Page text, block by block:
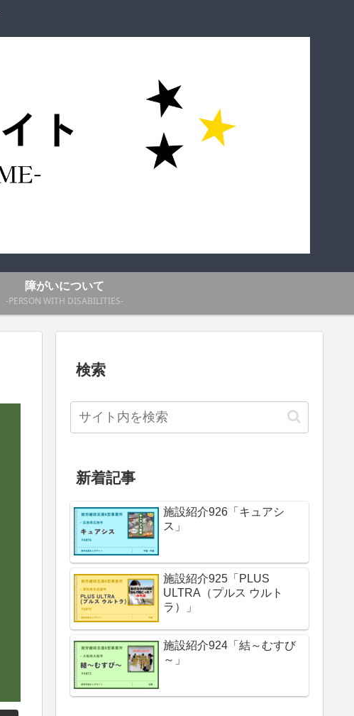
障がいについて
-PERSON WITH DISABILITIES-
検索
新着記事
施設紹介926「キュアシ
ス」
施設紹介925「PLUS
ULTRA（プルス ウルト
ラ）」
施設紹介924「結～むすび
～」